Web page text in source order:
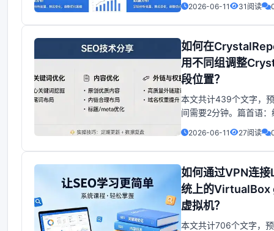
Web开发中，数据的读
库访问会导致性能下降
数据库访问效率至关重
2026-06-11 31阅读
如何在
用不同组调整
段位置？
本文共计439个文字，
间需要2分钟。篇首语
篇首语：本文由编程笔
联小编为大家整理，主
CrystalReport中通过不
动字段相关的知识，希
定的参考价值。 篇首语
编程笔记#自由互
2026-06-11 27阅读
如何通过VPN连
统上的VirtualBox
虚拟机？
本文共计706个文字，